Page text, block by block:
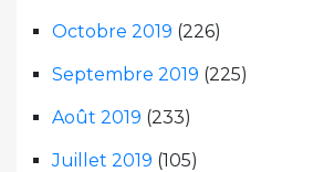
Octobre 2019 (226)
Septembre 2019 (225)
Août 2019 (233)
Juillet 2019 (105)